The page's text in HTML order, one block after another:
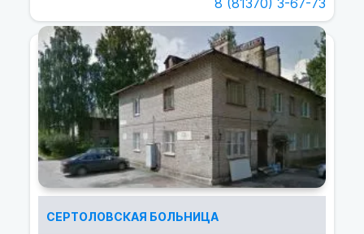
8 (81370) 3-67-73
СЕРТОЛОВСКАЯ БОЛЬНИЦА